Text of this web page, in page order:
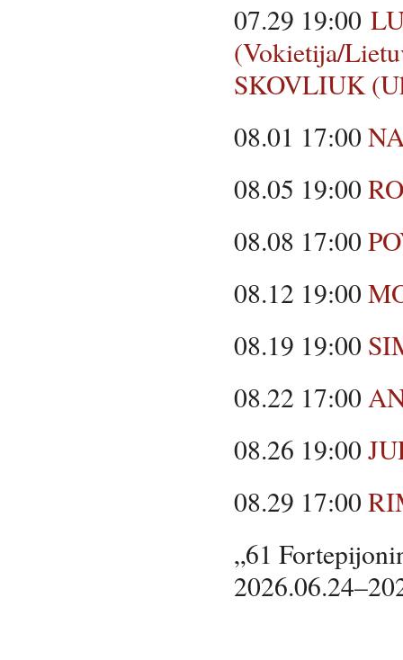
07.29 19:00
(Vokietija/
SKOVLIUK
08.01 17:00
08.05 19:00
08.08 17:00
08.12 19:00
08.19 19:00
08.22 17:00
08.26 19:00
08.29 17:00
„61